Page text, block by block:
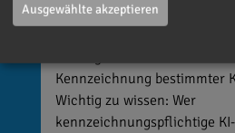
Kennzeichnung bestimmter
Wichtig zu wissen: Wer
kennzeichnungspflichtige
Ausgewählte akzeptieren